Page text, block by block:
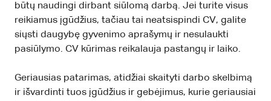
būtų naudingi dirbant siūlomą darbą. Jei turite visus
reikiamus įgūdžius, tačiau tai neatsispindi CV, galite
siųsti daugybę gyvenimo aprašymų ir nesulaukti
pasiūlymo. CV kūrimas reikalauja pastangų ir laiko.
Geriausias patarimas, atidžiai skaityti darbo skelbimą
ir išvardinti tuos įgūdžius ir gebėjimus, kurie geriausiai